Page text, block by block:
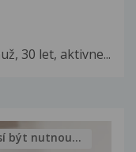
30 let, aktivne...
být nutnou...